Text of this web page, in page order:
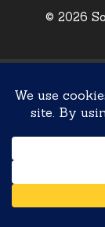
© 2026
por las
Aviso